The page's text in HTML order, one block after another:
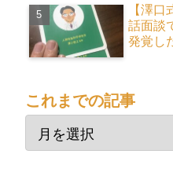
【澤
話面談
発覚し
これまでの記事